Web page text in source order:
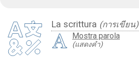
La scrittura (การเขียน)
Mostra parola
(แสดงคำ)